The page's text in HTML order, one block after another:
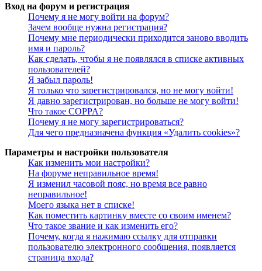
Вход на форум и регистрация
Почему я не могу войти на форум?
Зачем вообще нужна регистрация?
Почему мне периодически приходится заново вводить
имя и пароль?
Как сделать, чтобы я не появлялся в списке активных
пользователей?
Я забыл пароль!
Я только что зарегистрировался, но не могу войти!
Я давно зарегистрирован, но больше не могу войти!
Что такое COPPA?
Почему я не могу зарегистрироваться?
Для чего предназначена функция «Удалить cookies»?
Параметры и настройки пользователя
Как изменить мои настройки?
На форуме неправильное время!
Я изменил часовой пояс, но время все равно
неправильное!
Моего языка нет в списке!
Как поместить картинку вместе со своим именем?
Что такое звание и как изменить его?
Почему, когда я нажимаю ссылку для отправки
пользователю электронного сообщения, появляется
страница входа?